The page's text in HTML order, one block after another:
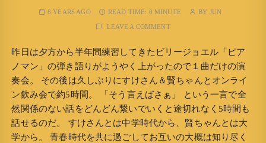
6 YEARS AGO READ TIME: 0 MINUTE BY JUN
LEAVE A COMMENT
昨日は夕方から半年間練習してきたビリージョエル「ピア
ノマン」の弾き語りがようやく上がったので１曲だけの演
奏会。 その後は久しぶりにすけさん＆賢ちゃんとオンライ
ン飲み会で約5時間。 「そう言えばさぁ」 という一言で全
然関係のない話をどんどん繋いでいくと途切れなく5時間も
話せるのだ。 すけさんとは中学時代から、賢ちゃんとは大
学から。 青春時代を共に過ごしてお互いの大概は知り尽く